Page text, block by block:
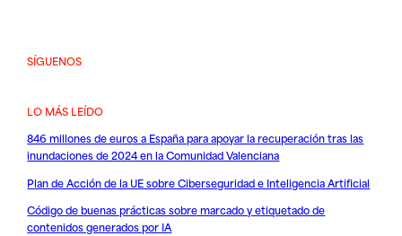
SÍGUENOS
LO MÁS LEÍDO
846 millones de euros a España para apoyar la recuperación tras las
inundaciones de 2024 en la Comunidad Valenciana
Plan de Acción de la UE sobre Ciberseguridad e Inteligencia Artificial
Código de buenas prácticas sobre marcado y etiquetado de
contenidos generados por IA